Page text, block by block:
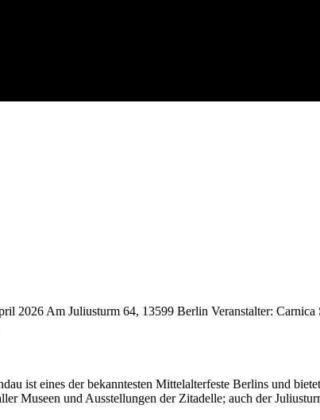
2026 Am Juliusturm 64, 13599 Berlin Veranstalter: Carnica
ist eines der bekanntesten Mittelalterfeste Berlins und
Museen und Ausstellungen der Zitadelle; auch der